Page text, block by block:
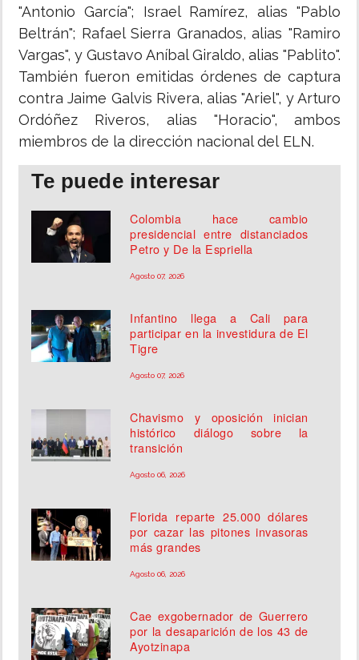
"Antonio García"; Israel Ramírez, alias "Pablo
Beltrán"; Rafael Sierra Granados, alias "Ramiro
Vargas", y Gustavo Aníbal Giraldo, alias "Pablito".
También fueron emitidas órdenes de captura
contra Jaime Galvis Rivera, alias "Ariel", y Arturo
Ordóñez Riveros, alias "Horacio", ambos
miembros de la dirección nacional del ELN.
Te puede interesar
Colombia hace cambio
presidencial entre distanciados
Petro y De la Espriella
Agosto 07, 2026
Infantino llega a Cali para
participar en la investidura de El
Tigre
Agosto 07, 2026
Chavismo y oposición inician
histórico diálogo sobre la
transición
Agosto 06, 2026
Florida reparte 25.000 dólares
por cazar las pitones invasoras
más grandes
Agosto 06, 2026
Cae exgobernador de Guerrero
por la desaparición de los 43 de
Ayotzinapa